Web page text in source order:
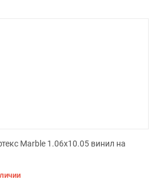
Marble 1.06x10.05 винил на